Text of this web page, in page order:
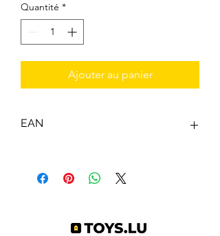
Quantité *
Ajouter au panier
EAN